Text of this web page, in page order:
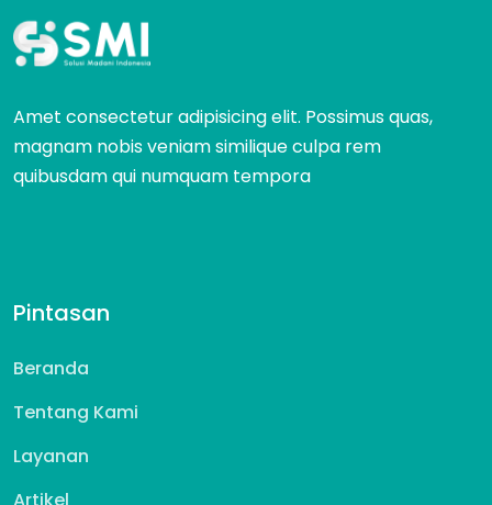
Amet consectetur adipisicing elit. Possimus quas,
magnam nobis veniam similique culpa rem
quibusdam qui numquam tempora
Pintasan
Beranda
Tentang Kami
Layanan